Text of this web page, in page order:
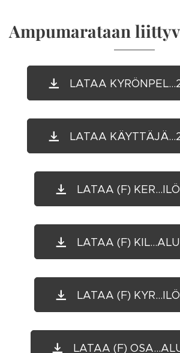
Ampumarataan
LATAA
LATAA
LATAA (F)
LATAA (F)
LATAA (F)
LATAA (F)